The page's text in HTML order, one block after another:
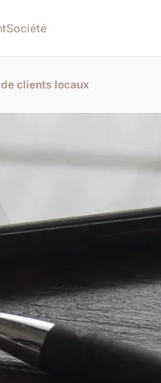
Société
clients locaux